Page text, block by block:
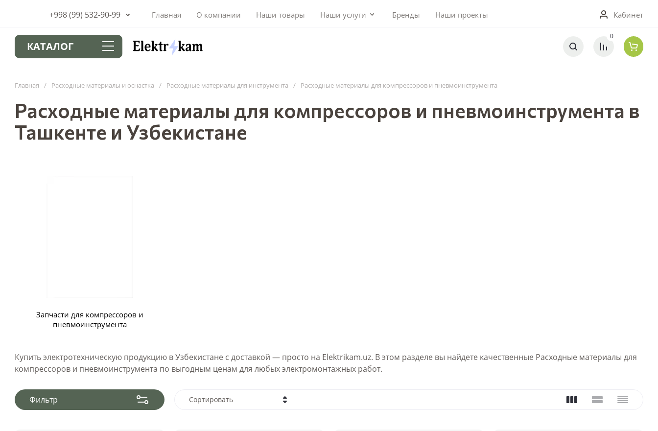
+998 (99) 532-90-99 Главная О компании Наши товары Наши услуги Бренды Наши проекты Кабинет
КАТАЛОГ
0
Главная / Расходные материалы и оснастка / Расходные материалы для инструмента / Расходные материалы для компрессоров и пневмоинструмента
Расходные материалы для компрессоров и пневмоинструмента в
Ташкенте и Узбекистане
Запчасти для компрессоров и
пневмоинструмента
Купить электротехническую продукцию в Узбекистане с доставкой — просто на Elektrikam.uz. В этом разделе вы найдете качественные Расходные материалы для
компрессоров и пневмоинструмента по выгодным ценам для любых электромонтажных работ.
Фильтр
Сортировать